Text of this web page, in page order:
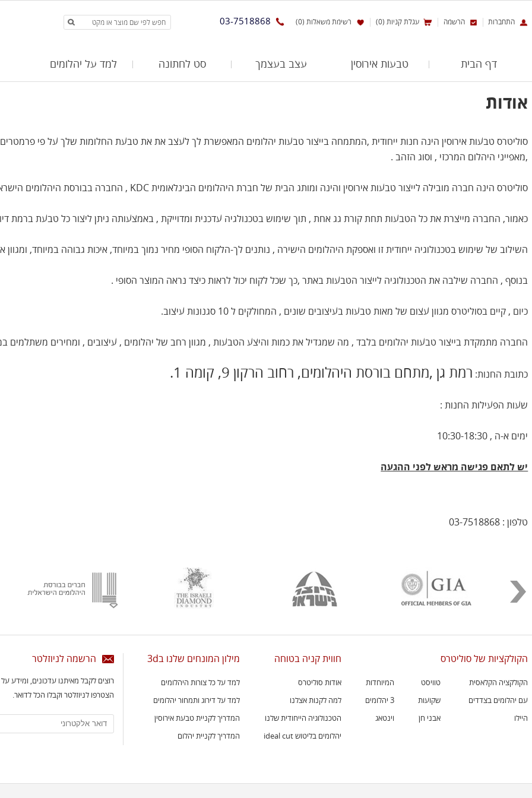
התחברות הרשמה עגלת קניות (0) רשימת משאלות (0) 03-7518868
דף הבית טבעות אירוסין עצב בעצמך סט לחתונה למד על יהלומים
אודות
סוליטרס טבעות אירוסין הינה חנות ייחודית ,המתמחה בייצור טבעות יהלומים המאפשרת לך לעצב את את טבעת החלומות שלך על פי
,מאפייני היהלום המרכזי , וסוג הזהב .
סוליטרס הינה חברה מובילה לייצור טבעות אירוסין והינה ומותג הבית של חברת היהלומים הבינלאומית KDC , החברה בבורסת היהלומים הישראלית , ועוסקת בליטוש, ייבוא וייצוא של יהלומים מזה 3 דורות .
כאמור, החברה מייצרת את כל הטבעות תחת קורת גג אחת , תוך שימוש בטכנולגיה עדכנית ומדוייקת , באמצעותה ניתן ליצור כל טבעת ברמת דיוק
השילוב של שימוש בטכנולוגיה ייחודית זו ואספקת היהלומים הישירה , נותנים לך-הלקוח הסופי מחיר נמוך במיוחד, איכות גבוהה במיוחד,
בנוסף , החברה שילבה את הטכנולוגיה לייצור הטבעות באתר ,כך שכל לקוח יכול לראות כיצד נראה המוצר הסופי .
כיום , קיים בסוליטרס מגוון עצום של מאות טבעות בעיצובים שונים , המחולקים ל 10 סגנונות עיצוב.
החברה מתמקדת בייצור טבעות יהלומים בלבד , מה שמגדיל את כמות והיצע הטבעות , מגוון רחב של יהלומים , עיצובים , ומחירים משתלמים
כתובת החנות: רמת גן ,מתחם בורסת היהלומים, רחוב הרקון 9, קומה 1.
שעות הפעילות החנות :
ימים א-ה , 10:30-18:30
יש לתאם פגישה מראש לפני ההגעה
טלפון : 03-7518868
הקולקציות של סוליטרס
הקולקציה הקלאסית
עם יהלומים בצדדים
היילו
טוויסט
שקועות
אבני חן
המיוחדות
3 יהלומים
וינטאג
חווית קניה בטוחה
אודות סוליטרס
למה לקנות אצלנו
הטכנולוגיה הייחודית שלנו
יהלומים בליטוש ideal cut
מילון המונחים שלנו ב3d
למד על כל צורות היהלומים
למד על דירוג ותמחור יהלומים
המדריך לקניית טבעת אירוסין
המדריך לקניית יהלום
הרשמה לניוזלטר
רוצים לקבל מאיתנו עדכונים, ומידע
הצטרפו לניוזלטר וקבלו הכל לדואר.